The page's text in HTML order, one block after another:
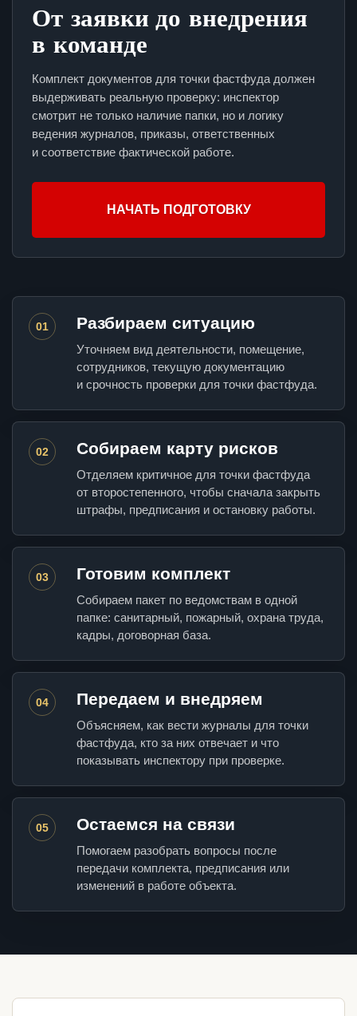
От заявки до внедрения
в команде
Комплект документов для точки фастфуда должен
выдерживать реальную проверку: инспектор
смотрит не только наличие папки, но и логику
ведения журналов, приказы, ответственных
и соответствие фактической работе.
НАЧАТЬ ПОДГОТОВКУ
01 Разбираем ситуацию
Уточняем вид деятельности, помещение,
сотрудников, текущую документацию
и срочность проверки для точки фастфуда.
02 Собираем карту рисков
Отделяем критичное для точки фастфуда
от второстепенного, чтобы сначала закрыть
штрафы, предписания и остановку работы.
03 Готовим комплект
Собираем пакет по ведомствам в одной
папке: санитарный, пожарный, охрана труда,
кадры, договорная база.
04 Передаем и внедряем
Объясняем, как вести журналы для точки
фастфуда, кто за них отвечает и что
показывать инспектору при проверке.
05 Остаемся на связи
Помогаем разобрать вопросы после
передачи комплекта, предписания или
изменений в работе объекта.